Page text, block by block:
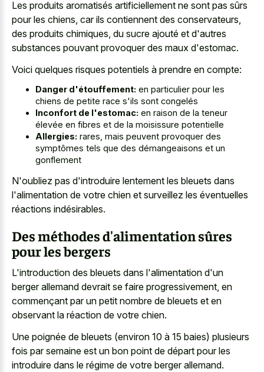
Les produits aromatisés artificiellement ne sont pas sûrs
pour les chiens, car ils contiennent des conservateurs,
des produits chimiques, du sucre ajouté et d'autres
substances pouvant provoquer des maux d'estomac.
Voici quelques risques potentiels à prendre en compte:
Danger d'étouffement: en particulier pour les
chiens de petite race s'ils sont congelés
Inconfort de l'estomac: en raison de la teneur
élevée en fibres et de la moisissure potentielle
Allergies: rares, mais peuvent provoquer des
symptômes tels que des démangeaisons et un
gonflement
N'oubliez pas d'introduire lentement les bleuets dans
l'alimentation de votre chien et surveillez les éventuelles
réactions indésirables.
Des méthodes d'alimentation sûres
pour les bergers
L'introduction des bleuets dans l'alimentation d'un
berger allemand devrait se faire progressivement, en
commençant par un petit nombre de bleuets et en
observant la réaction de votre chien.
Une poignée de bleuets (environ 10 à 15 baies) plusieurs
fois par semaine est un bon point de départ pour les
introduire dans le régime de votre berger allemand.